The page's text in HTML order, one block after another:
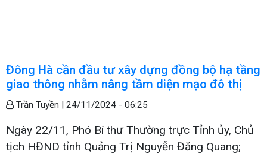
Đông Hà cần đầu tư xây dựng đồng bộ hạ tầng
giao thông nhằm nâng tầm diện mạo đô thị
Trần Tuyền | 24/11/2024 - 06:25
Ngày 22/11, Phó Bí thư Thường trực Tỉnh ủy, Chủ
tịch HĐND tỉnh Quảng Trị Nguyễn Đăng Quang;